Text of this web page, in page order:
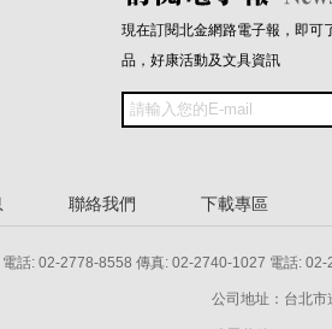
現在訂閱北金網路電子報，即可
品，好康活動及文具資訊
聯絡我們 下載專區
話: 02-2778-8558 傳真: 02-2740-1027 電話:
公司地址：台北